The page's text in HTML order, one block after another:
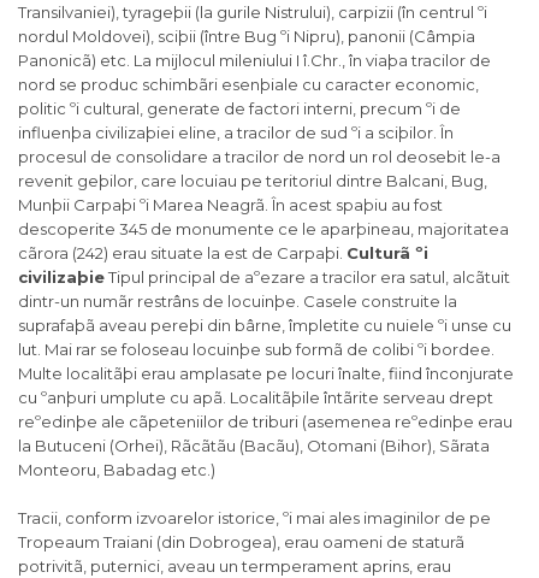
Transilvaniei), tyrageþii (la gurile Nis­trului), carpizii (în centrul ºi
nordul Moldovei), sciþii (între Bug ºi Nipru), panonii (Câmpia
Panonicã) etc. La mijlocul mileniului I î.Chr., în viaþa tracilor de
nord se produc schimbãri esenþiale cu caracter economic,
politic ºi cultural, generate de factori interni, precum ºi de
influenþa civilizaþiei eline, a tracilor de sud ºi a sciþilor. În
procesul de consolidare a tracilor de nord un rol deosebit le-a
revenit geþilor, care locuiau pe teritoriul dintre Balcani, Bug,
Munþii Carpaþi ºi Marea Neagrã. În acest spaþiu au fost
descoperite 345 de monumente ce le aparþineau, majoritatea
cãrora (242) erau situate la est de Carpaþi. Culturã ºi
civilizaþieTipul principal de aºezare a tracilor era satul, alcãtuit
dintr-un numãr restrâns de locuinþe. Casele construite la
suprafaþã aveau pereþi din bârne, împletite cu nuiele ºi unse cu
lut. Mai rar se foloseau locuinþe sub formã de colibi ºi bordee.
Multe localitãþi erau amplasate pe locuri înalte, fiind înconjurate
cu ºanþuri umplute cu apã. Localitãþile întãrite serveau drept
reºedinþe ale cãpeteniilor de triburi (asemenea reºedinþe erau
la Butuceni (Orhei), Rãcãtãu (Bacãu), Otomani (Bihor), Sãrata
Monteoru, Babadag etc.)
Tracii, conform izvoarelor istorice, ºi mai ales imaginilor de pe
Tropeaum Traiani (din Dobrogea), erau oameni de staturã
potrivitã, puternici, aveau un termperament aprins, erau